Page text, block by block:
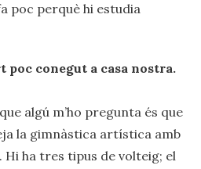
poc perquè hi estudia
poc conegut a casa nostra.
algú m’ho pregunta és que
la gimnàstica artística amb
Hi ha tres tipus de volteig; el